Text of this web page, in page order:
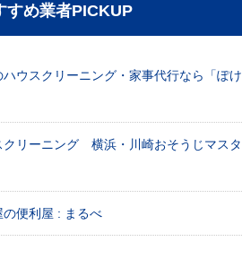
すめ業者PICKUP
ハウスクリーニング・家事代行なら「ぽけ
クリーニング 横浜・川崎おそうじマスタ
の便利屋 : まるべ